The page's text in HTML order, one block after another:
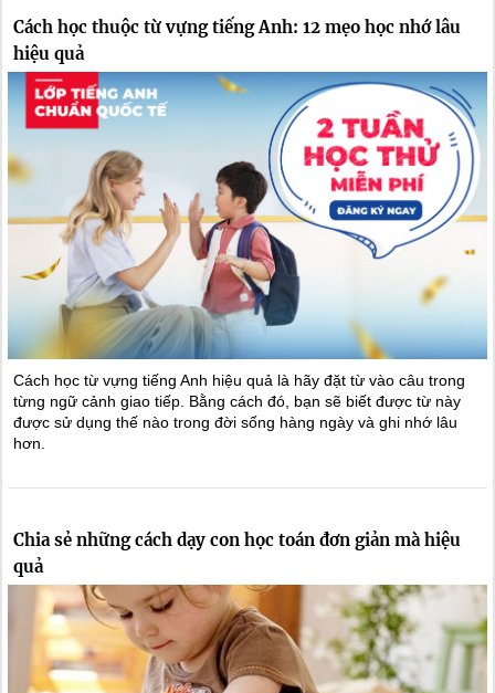
Cách học thuộc từ vựng tiếng Anh: 12 mẹo học nhớ lâu
hiệu quả
Cách học từ vựng tiếng Anh hiệu quả là hãy đặt từ vào câu trong
từng ngữ cảnh giao tiếp. Bằng cách đó, bạn sẽ biết được từ này
được sử dụng thế nào trong đời sống hàng ngày và ghi nhớ lâu
hơn.
Chia sẻ những cách dạy con học toán đơn giản mà hiệu
quả